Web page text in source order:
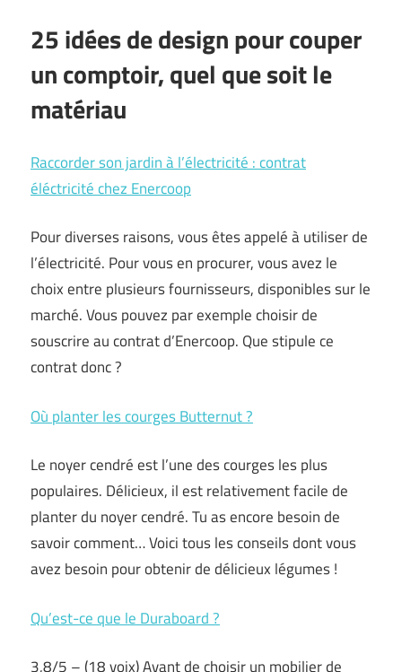
25 idées de design pour couper
un comptoir, quel que soit le
matériau
Raccorder son jardin à l’électricité : contrat
éléctricité chez Enercoop
Pour diverses raisons, vous êtes appelé à utiliser de
l’électricité. Pour vous en procurer, vous avez le
choix entre plusieurs fournisseurs, disponibles sur le
marché. Vous pouvez par exemple choisir de
souscrire au contrat d’Enercoop. Que stipule ce
contrat donc ?
Où planter les courges Butternut ?
Le noyer cendré est l’une des courges les plus
populaires. Délicieux, il est relativement facile de
planter du noyer cendré. Tu as encore besoin de
savoir comment… Voici tous les conseils dont vous
avez besoin pour obtenir de délicieux légumes !
Qu’est-ce que le Duraboard ?
3,8/5 – (18 voix) Avant de choisir un mobilier de